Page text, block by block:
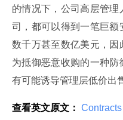
的情况下，公司高层管
司，都可以得到一笔巨额
数千万甚至数亿美元，
为抵御恶意收购的一种
有可能诱导管理层低价出
查看英文原文：